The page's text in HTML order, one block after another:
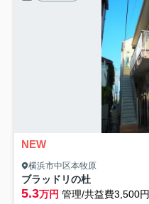
NEW
横浜市中区本牧原
ブラッドリの杜
5.3万円 管理/共益費3,500円